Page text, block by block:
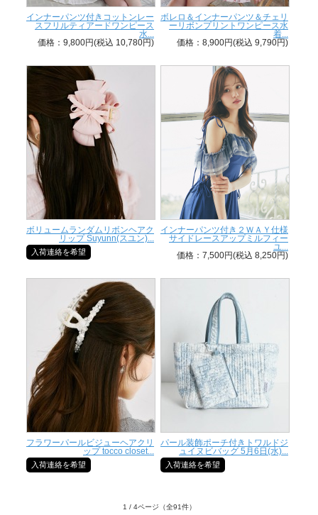
インナーパンツ付きコットンレー
スフリルティアードワンピース
水...
価格：9,800円(税込 10,780円)
ボレロ＆インナーパンツ＆チェリ
ーリボンプリントワンピース水
着...
価格：8,900円(税込 9,790円)
ボリュームランダムリボンヘアク
リップ Suyunn(スユン)...
入荷連絡を希望
インナーパンツ付き２ＷＡＹ仕様
サイドレースアップミルフィー
ユ...
価格：7,500円(税込 8,250円)
フラワーパールビジューヘアクリ
ップ tocco closet...
入荷連絡を希望
パール装飾ポーチ付きトワルドジ
ュイヌビバッグ 5月6日(水)...
入荷連絡を希望
1 / 4ページ （全91件）